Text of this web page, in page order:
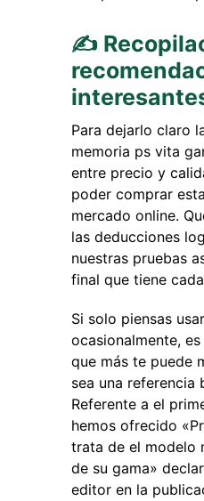
✍
Para dejarlo claro
memoria ps vita
entre precio y
poder comprar
mercado online.
las deducciones
nuestras pruebas
final que tiene
Si solo piensas
ocasionalmente,
que más te puede
sea una referencia
Referente a el
hemos ofrecido
trata de el modelo
de su gama»
editor en la